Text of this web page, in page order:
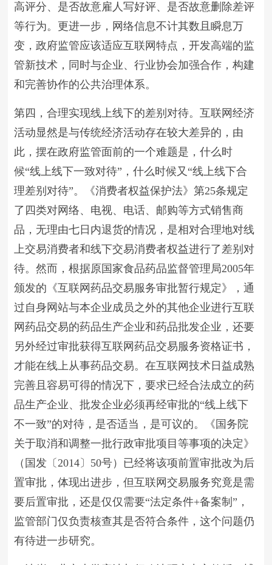
高评分、是否故意雇人写好评、是否故意删除差评
等行为。更进一步，网络信息不计其数且瞬息万
变，政府监管应该适应互联网特点，开发高端的监
管新技术，同时与企业、行业协会加强合作，构建
和完善协作的公共治理体系。
第四，合理实现线上线下的差别对待。互联网经济
活动显然是与传统经济活动存在较大差异的，由
此，摆在政府监管面前的一个难题是，什么时
候“线上线下一致对待”，什么时候又“线上线下合
理差别对待”。《消费者权益保护法》第25条规定
了四类对网络、电视、电话、邮购等方式销售商
品，无理由七日内退货的情况，是相对合理地对线
上交易消费者和线下交易消费者权益进行了差别对
待。然而，根据原国家食品药品监督管理局2005年
颁发的《互联网药品交易服务审批暂行规定》，通
过自身网站与本企业成员之外的其他企业进行互联
网药品交易的药品生产企业和药品批发企业，还要
另外经过审批获得互联网药品交易服务资格证书，
才能在线上从事药品交易。在互联网技术日益成熟
完善且容易可得的情况下，要求已经合法成立的药
品生产企业、批发企业必须再经审批的“线上线下
不一致”的对待，是否适当，是可议的。《国务院
关于取消和调整一批行政审批项目等事项的决定》
（国发〔2014〕50号）已经将该项前置审批改为后
置审批，体现出进步，但互联网交易服务究竟是需
要后置审批，还是仅仅需要“法定条件+备案制”，
监管部门仅负责核查其是否符合条件，这个问题仍
有待进一步研究。